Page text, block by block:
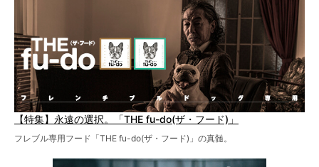
【特集】永遠の選択。「THE fu-do(ザ・フード)」
フレブル専用フード「THE fu-do(ザ・フード)」の真髄。